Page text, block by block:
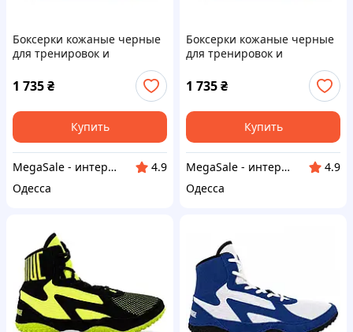
Боксерки кожаные черные
для тренировок и
соревнований Fistrage Fight
Gear 6448 размер 36 Black
1 735₴
Купить
MegaSale - интернет-супермаркет
4.9
Одесса
Боксерки кожаные черные
для тренировок и
соревнований Fistrage Fight
Gear 6448 размер 35 Black
1 735₴
Купить
MegaSale - интернет-супермаркет
4.9
Одесса